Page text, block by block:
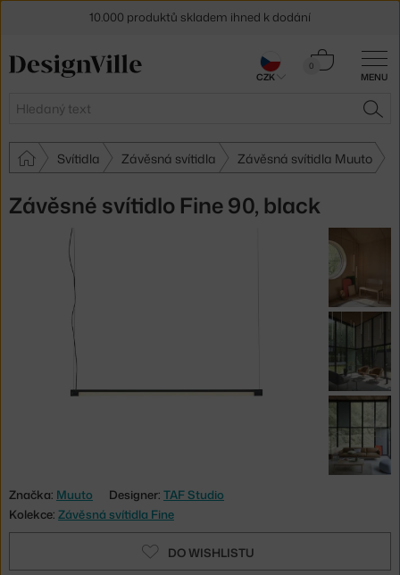
MENU
Hledat
0
Košík
Svítidla Závěsná svítidla Závěsná svítidla Muuto
Závěsné svítidlo Fine 90, black
Značka: Muuto Designer: TAF Studio
Kolekce: Závěsná svítidla Fine
DO WISHLISTU
10.000 produktů skladem ihned k dodání
Sleva 5 % pro odběratele
CZK